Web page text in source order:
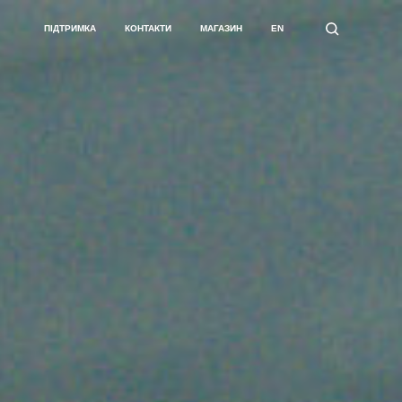
ПІДТРИМКА КОНТАКТИ МАГАЗИН EN